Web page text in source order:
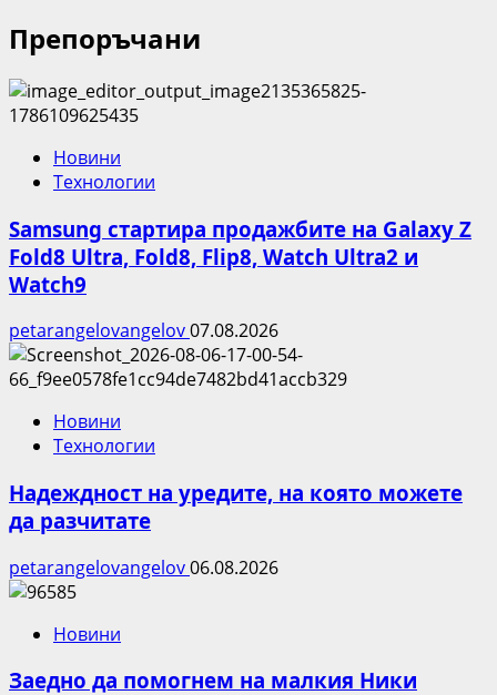
Препоръчани
Новини
Технологии
Samsung стартира продажбите на Galaxy Z
Fold8 Ultra, Fold8, Flip8, Watch Ultra2 и
Watch9
petarangelovangelov07.08.2026
Новини
Технологии
Надеждност на уредите, на която можете
да разчитате
petarangelovangelov06.08.2026
Новини
Заедно да помогнем на малкия Ники